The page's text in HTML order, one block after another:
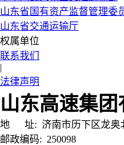
山东省国有资产监督管理委
山东省交通运输厅
权属单位
联系我们
|
法律声明
山东高速集团
地 址: 济南市历下区龙奥
邮政编码: 250098